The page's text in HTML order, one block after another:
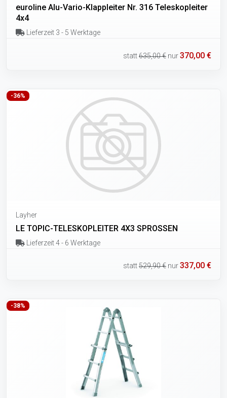
euroline Alu-Vario-Klappleiter Nr. 316 Teleskopleiter
4x4
Lieferzeit 3 - 5 Werktage
statt635,00 € nur370,00 €
-36%
Layher
LE TOPIC-TELESKOPLEITER 4X3 SPROSSEN
Lieferzeit 4 - 6 Werktage
statt529,90 € nur337,00 €
-38%